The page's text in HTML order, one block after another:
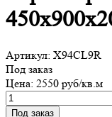
Артикул: X94CL9R
Под заказ
Цена: 2550 руб/кв.м